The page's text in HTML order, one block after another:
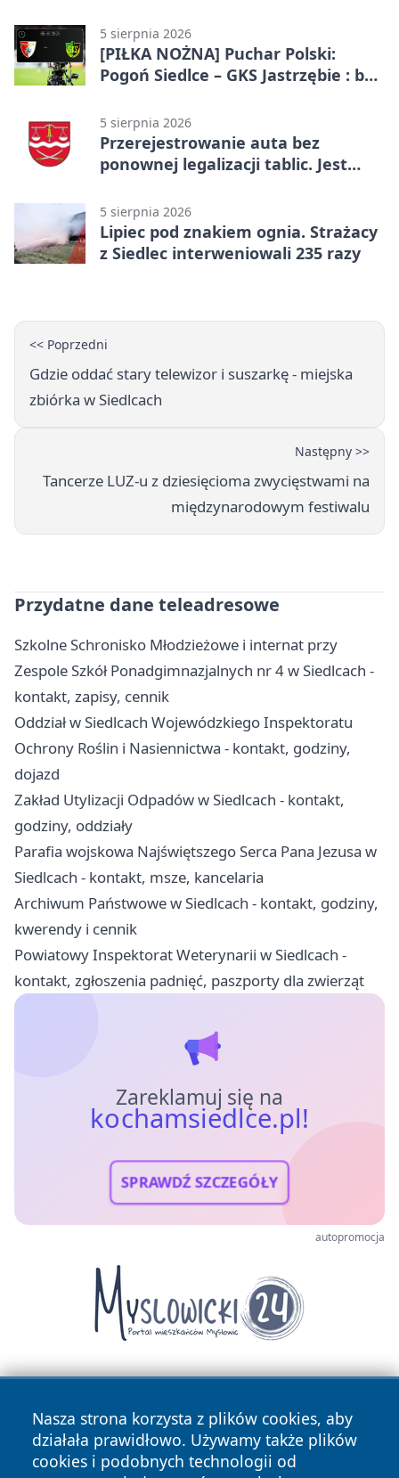
5 sierpnia 2026
[PIŁKA NOŻNA] Puchar Polski:
Pogoń Siedlce – GKS Jastrzębie : bez
5 sierpnia 2026
Przerejestrowanie auta bez
ponownej legalizacji tablic. Jest
5 sierpnia 2026
Lipiec pod znakiem ognia. Strażacy
z Siedlec interweniowali 235 razy
<< Poprzedni
Gdzie oddać stary telewizor i suszarkę - miejska
zbiórka w Siedlcach
Następny >>
Tancerze LUZ-u z dziesięcioma zwycięstwami na
międzynarodowym festiwalu
Przydatne dane teleadresowe
Szkolne Schronisko Młodzieżowe i internat przy
Zespole Szkół Ponadgimnazjalnych nr 4 w Siedlcach -
kontakt, zapisy, cennik
Oddział w Siedlcach Wojewódzkiego Inspektoratu
Ochrony Roślin i Nasiennictwa - kontakt, godziny,
dojazd
Zakład Utylizacji Odpadów w Siedlcach - kontakt,
godziny, oddziały
Parafia wojskowa Najświętszego Serca Pana Jezusa w
Siedlcach - kontakt, msze, kancelaria
Archiwum Państwowe w Siedlcach - kontakt, godziny,
kwerendy i cennik
Powiatowy Inspektorat Weterynarii w Siedlcach -
kontakt, zgłoszenia padnięć, paszporty dla zwierząt
Zareklamuj się na
kochamsiedlce.pl!
SPRAWDŹ SZCZEGÓŁY
autopromocja
Nasza strona korzysta z plików cookies, aby
działała prawidłowo. Używamy także plików
cookies i podobnych technologii od